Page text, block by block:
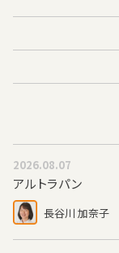
2026.08.07
アルトラパン
長谷川 加奈子